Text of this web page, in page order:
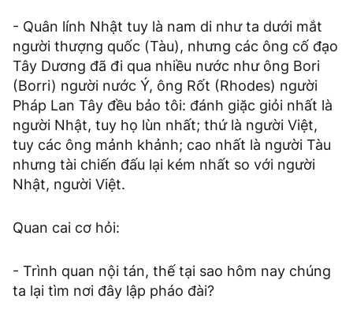
- Quân lính Nhật tuy là nam di như ta dưới mắt
người thượng quốc (Tàu), nhưng các ông cố đạo
Tây Dương đã đi qua nhiều nước như ông Bori
(Borri) người nước Ý, ông Rốt (Rhodes) người
Pháp Lan Tây đều bảo tôi: đánh giặc giỏi nhất là
người Nhật, tuy họ lùn nhất; thứ là người Việt,
tuy các ông mảnh khảnh; cao nhất là người Tàu
nhưng tài chiến đấu lại kém nhất so với người
Nhật, người Việt.
Quan cai cơ hỏi:
- Trình quan nội tán, thế tại sao hôm nay chúng
ta lại tìm nơi đây lập pháo đài?